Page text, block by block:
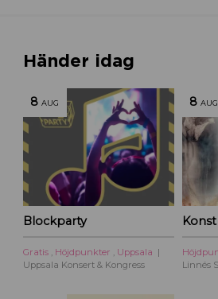
Händer idag
8 AUG
Blockparty
Gratis , Höjdpunkter , Uppsala
Uppsala Konsert & Kongress
8 AUG
Linnés